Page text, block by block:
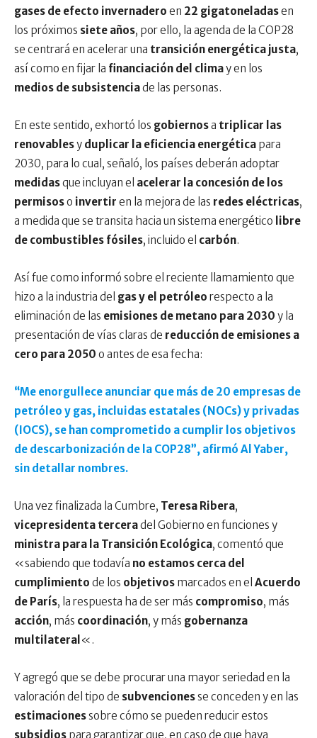
gases de efecto invernadero en 22 gigatoneladasen
los próximos siete años, por ello, la agenda de la COP28
se centrará en acelerar una transición energética justa,
así como en fijar la financiación del climay en los
medios de subsistenciade las personas.
En este sentido, exhortó los gobiernosa triplicar las
renovablesy duplicar la eficiencia energética para
2030, para lo cual, señaló, los países deberán adoptar
medidasque incluyan el acelerar la concesión de los
permisoso invertir en la mejora de las redes eléctricas,
a medida que se transita hacia un sistema energético libre
de combustibles fósiles, incluido el carbón.
Así fue como informó sobre el reciente llamamiento que
hizo a la industria del gas y el petróleo respecto a la
eliminación de las emisiones de metano para 2030 y la
presentación de vías claras de reducción de emisiones a
cero para 2050 o antes de esa fecha:
“Me enorgullece anunciar que más de 20 empresas de
petróleo y gas, incluidas estatales (NOCs) y privadas
(IOCS), se han comprometido a cumplir los objetivos
de descarbonización de la COP28”, afirmó Al Yaber,
sin detallar nombres.
Una vez finalizada la Cumbre, Teresa Ribera,
vicepresidenta terceradel Gobierno en funciones y
ministra para la Transición Ecológica, comentó que
«sabiendo que todavía no estamos cerca del
cumplimiento de los objetivos marcados en el Acuerdo
de París, la respuesta ha de ser más compromiso, más
acción, más coordinación, y más gobernanza
multilateral «.
Y agregó que se debe procurar una mayor seriedad en la
valoración del tipo de subvencionesse conceden y en las
estimacionessobre cómo se pueden reducir estos
subsidios para garantizar que, en caso de que haya